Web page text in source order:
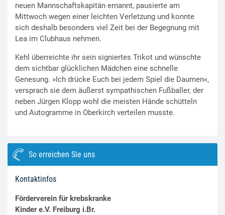
neuen Mannschaftskapitän ernannt, pausierte am
Mittwoch wegen einer leichten Verletzung und konnte
sich deshalb besonders viel Zeit bei der Begegnung mit
Lea im Clubhaus nehmen.
Kehl überreichte ihr sein signiertes Trikot und wünschte
dem sichtbar glücklichen Mädchen eine schnelle
Genesung. »Ich drücke Euch bei jedem Spiel die Daumen«,
versprach sie dem äußerst sympathischen Fußballer, der
neben Jürgen Klopp wohl die meisten Hände schütteln
und Autogramme in Oberkirch verteilen musste.
So erreichen Sie uns
Kontaktinfos
Förderverein für krebskranke
Kinder e.V. Freiburg i.Br.